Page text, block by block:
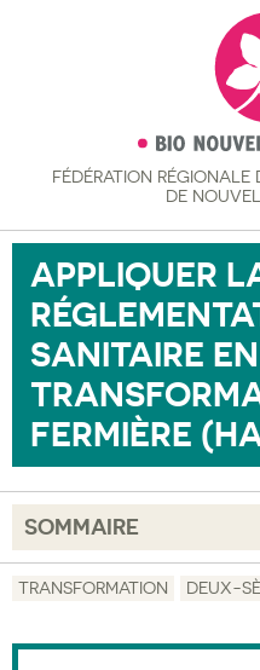
FÉDÉRATION RÉGIONALE
DE
APPLIQUER
SANITAIRE
FERMIÈRE
SOMMAIRE
TRANSFORMATION DEUX-